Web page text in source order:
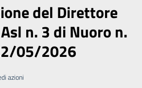
del Direttore
n. 3 di Nuoro n.
05/2026
azioni